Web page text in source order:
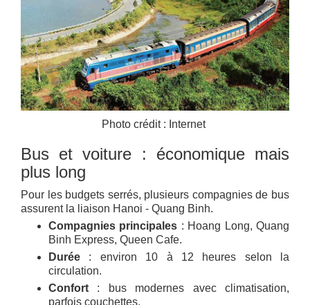
Photo crédit : Internet
Bus et voiture : économique mais
plus long
Pour les budgets serrés, plusieurs compagnies de bus
assurent la liaison Hanoi - Quang Binh.
Compagnies principales : Hoang Long, Quang
Binh Express, Queen Cafe.
Durée : environ 10 à 12 heures selon la
circulation.
Confort : bus modernes avec climatisation,
parfois couchettes.